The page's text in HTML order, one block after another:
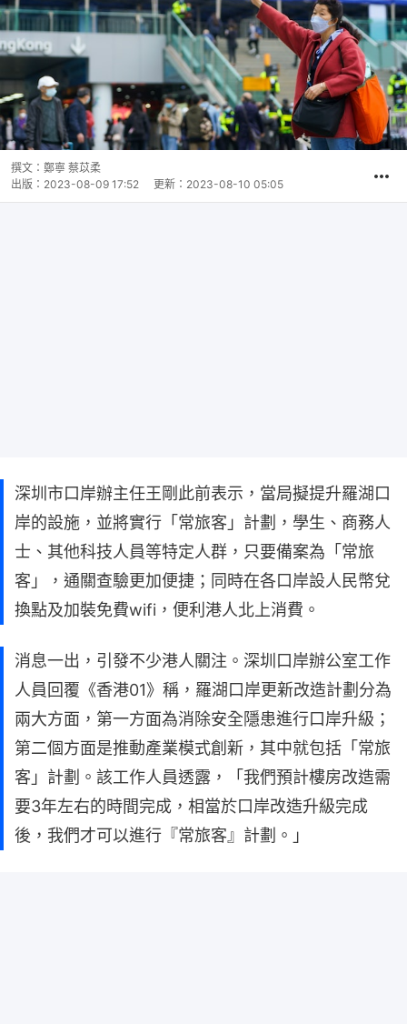
撰文： 鄭寧 蔡苡柔
出版： 2023-08-09 17:52 更新： 2023-08-10 05:05
深圳市口岸辦主任王剛此前表示，當局擬提升羅湖口
岸的設施，並將實行「常旅客」計劃，學生、商務人
士、其他科技人員等特定人群，只要備案為「常旅
客」，通關查驗更加便捷；同時在各口岸設人民幣兌
換點及加裝免費wifi，便利港人北上消費。
消息一出，引發不少港人關注。深圳口岸辦公室工作
人員回覆《香港01》稱，羅湖口岸更新改造計劃分為
兩大方面，第一方面為消除安全隱患進行口岸升級；
第二個方面是推動產業模式創新，其中就包括「常旅
客」計劃。該工作人員透露，「我們預計樓房改造需
要3年左右的時間完成，相當於口岸改造升級完成
後，我們才可以進行『常旅客』計劃。」